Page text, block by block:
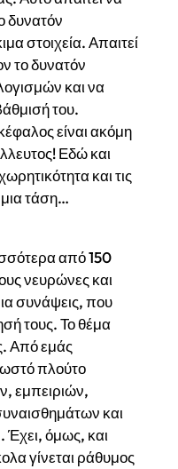
δυνατόν
στοιχεία. Απαιτεί
το δυνατόν
και να
του.
είναι ακόμη
Εδώ και
και τις
μια τάση…
από 150
νευρώνες και
συνάψεις, που
τους. Το θέμα
Από εμάς
πλούτο
εμπειριών,
και
όμως, και
γίνεται ράθυμος